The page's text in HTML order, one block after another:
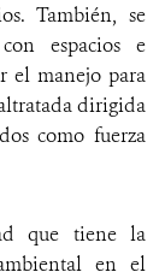
También, se
espacios e
el manejo para
dirigida
como fuerza
que tiene la
en el